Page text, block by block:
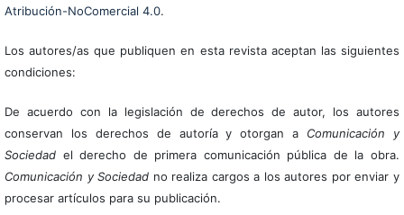
Atribución-NoComercial 4.0.
Los autores/as que publiquen en esta revista aceptan las siguientes
condiciones:
De acuerdo con la legislación de derechos de autor, los autores
conservan los derechos de autoría y otorgan a Comunicación y
Sociedadel derecho de primera comunicación pública de la obra.
Comunicación y Sociedad no realiza cargos a los autores por enviar y
procesar artículos para su publicación.